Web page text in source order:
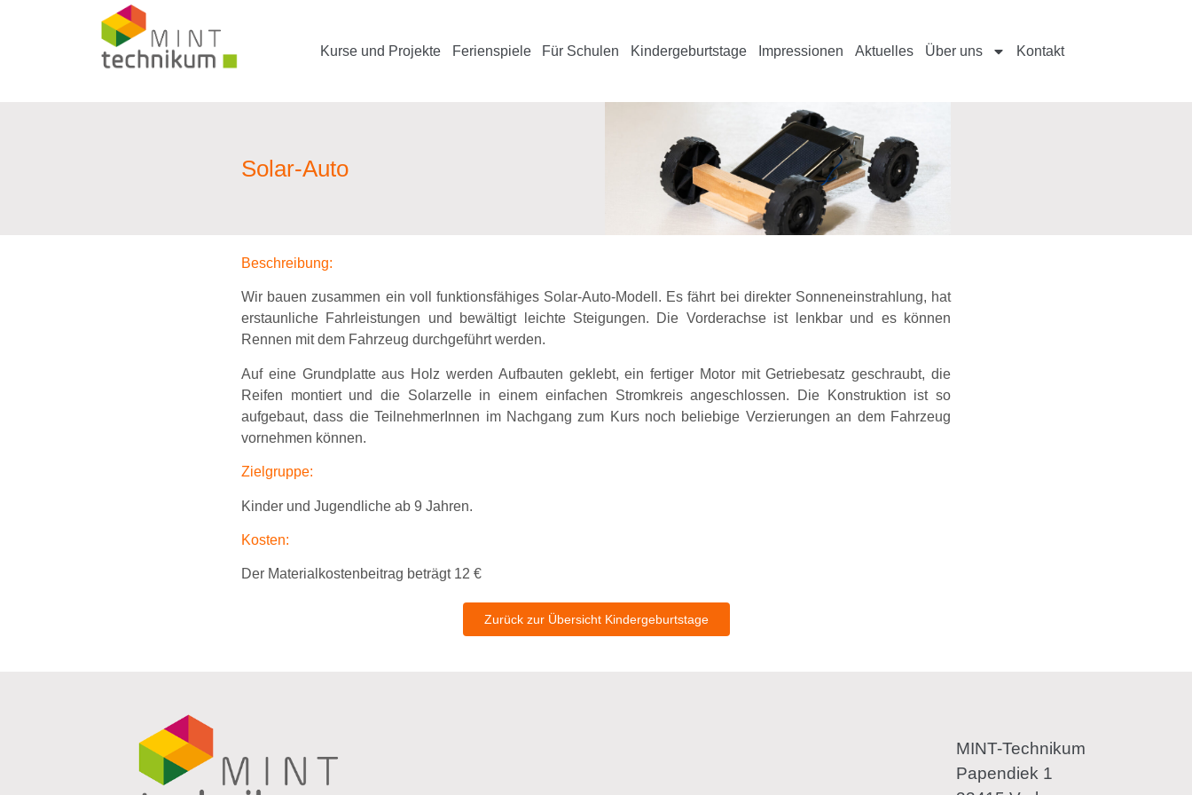
Kurse und Projekte Ferienspiele Für Schulen Kindergeburtstage Impressionen Aktuelles Über uns Kontakt
Solar-Auto
Beschreibung:
Wir bauen zusammen ein voll funktionsfähiges Solar-Auto-Modell. Es fährt bei direkter Sonneneinstrahlung, hat
erstaunliche Fahrleistungen und bewältigt leichte Steigungen. Die Vorderachse ist lenkbar und es können
Rennen mit dem Fahrzeug durchgeführt werden.
Auf eine Grundplatte aus Holz werden Aufbauten geklebt, ein fertiger Motor mit Getriebesatz geschraubt, die
Reifen montiert und die Solarzelle in einem einfachen Stromkreis angeschlossen. Die Konstruktion ist so
aufgebaut, dass die TeilnehmerInnen im Nachgang zum Kurs noch beliebige Verzierungen an dem Fahrzeug
vornehmen können.
Zielgruppe:
Kinder und Jugendliche ab 9 Jahren.
Kosten:
Der Materialkostenbeitrag beträgt 12 €
Zurück zur Übersicht Kindergeburtstage
MINT-Technikum
Papendiek 1